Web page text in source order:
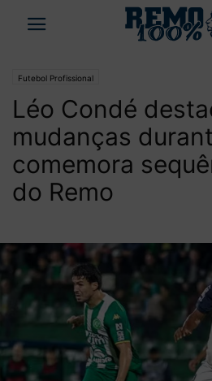
Futebol Profissional
Léo Condé
mudanças
comemora
do Remo